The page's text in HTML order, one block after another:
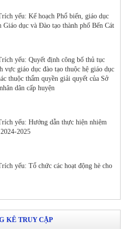
yếu: Kế hoạch Phổ biến, giáo dục
Giáo dục và Đào tạo thành phố Bến Cát
yếu: Quyết định công bố thủ tục
vực giáo dục đào tạo thuộc hệ giáo dục
thuộc thẩm quyền giải quyết của Sở
dân cấp huyện
yếu: Hướng dẫn thực hiện nhiệm
2025
yếu: Tổ chức các hoạt động hè cho
KÊ TRUY CẬP